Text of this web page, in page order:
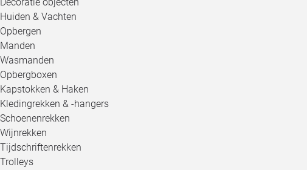
Huiden & Vachten
Opbergen
Manden
Wasmanden
Opbergboxen
Kapstokken & Haken
Kledingrekken & -hangers
Schoenenrekken
Wijnrekken
Tijdschriftenrekken
Trolleys